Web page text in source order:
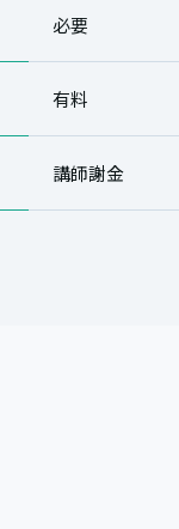
必要
有料
講師謝金